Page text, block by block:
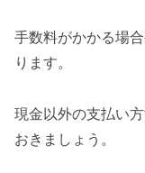
手数料がかかる場
ります。
現金以外の支払い
おきましょう。